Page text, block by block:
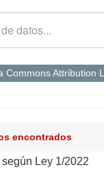
Commons Attribution
encontrados
Ley 1/2022